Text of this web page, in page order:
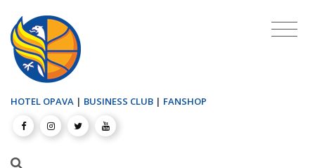
HOTEL OPAVA | BUSINESS CLUB | FANSHOP